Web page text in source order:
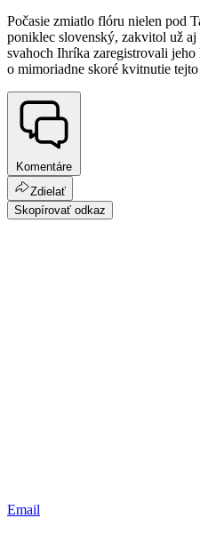
Počasie zmiatlo flóru nielen pod
poniklec slovenský, zakvitol už
svahoch Ihríka zaregistrovali
o mimoriadne skoré kvitnutie
Komentáre
Zdielať
Skopírovať odkaz
Email